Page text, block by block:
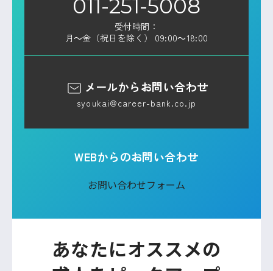
011-251-5008
受付時間：
月～金（祝日を除く） 09:00～18:00
メールからお問い合わせ
syoukai@career-bank.co.jp
WEBからのお問い合わせ
お問い合わせフォーム
あなたにオススメの